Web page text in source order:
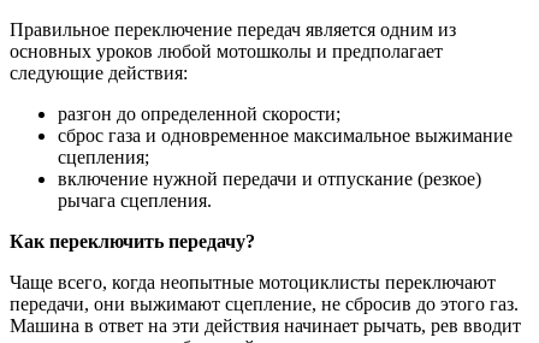
Правильное переключение передач является одним из
основных уроков любой мотошколы и предполагает
следующие действия:
разгон до определенной скорости;
сброс газа и одновременное максимальное выжимание
сцепления;
включение нужной передачи и отпускание (резкое)
рычага сцепления.
Как переключить передачу?
Чаще всего, когда неопытные мотоциклисты переключают
передачи, они выжимают сцепление, не сбросив до этого газ.
Машина в ответ на эти действия начинает рычать, рев вводит